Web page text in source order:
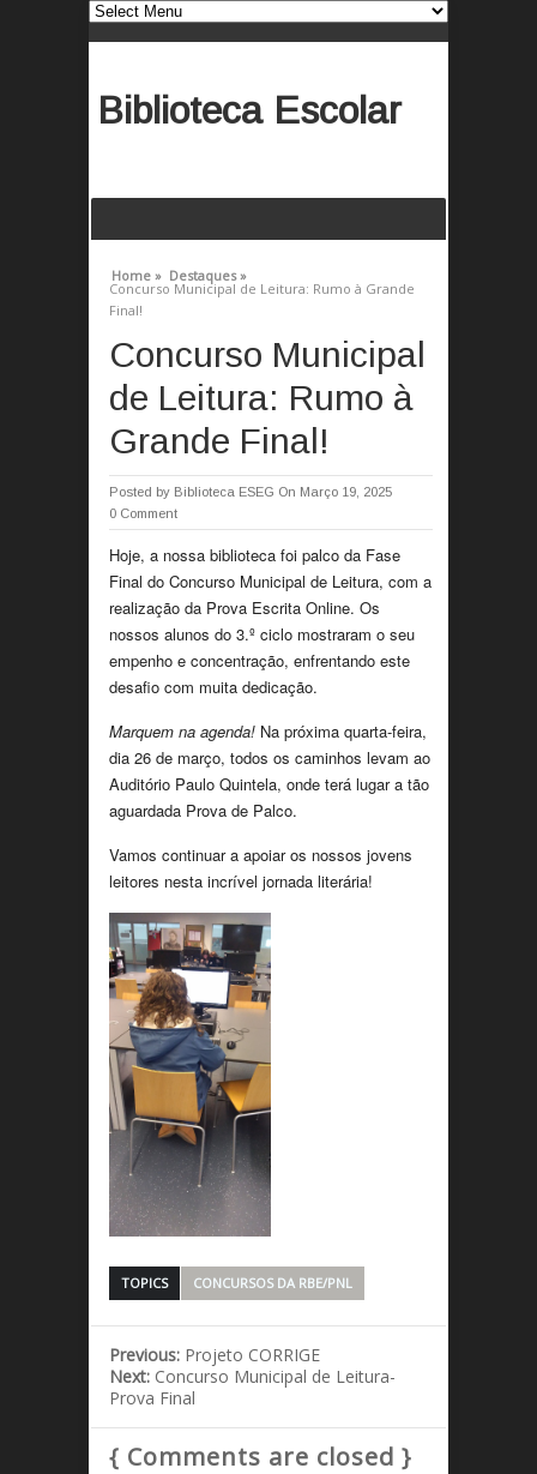
Biblioteca Escolar
Home » Destaques »
Concurso Municipal de Leitura: Rumo à Grande
Final!
Concurso Municipal
de Leitura: Rumo à
Grande Final!
Posted by Biblioteca ESEG On Março 19, 2025
0 Comment
Hoje, a nossa biblioteca foi palco da Fase
Final do Concurso Municipal de Leitura, com a
realização da Prova Escrita Online. Os
nossos alunos do 3.º ciclo mostraram o seu
empenho e concentração, enfrentando este
desafio com muita dedicação.
Marquem na agenda! Na próxima quarta-feira,
dia 26 de março, todos os caminhos levam ao
Auditório Paulo Quintela, onde terá lugar a tão
aguardada Prova de Palco.
Vamos continuar a apoiar os nossos jovens
leitores nesta incrível jornada literária!
TOPICS CONCURSOS DA RBE/PNL
Previous: Projeto CORRIGE
Next: Concurso Municipal de Leitura-
Prova Final
{ Comments are closed }